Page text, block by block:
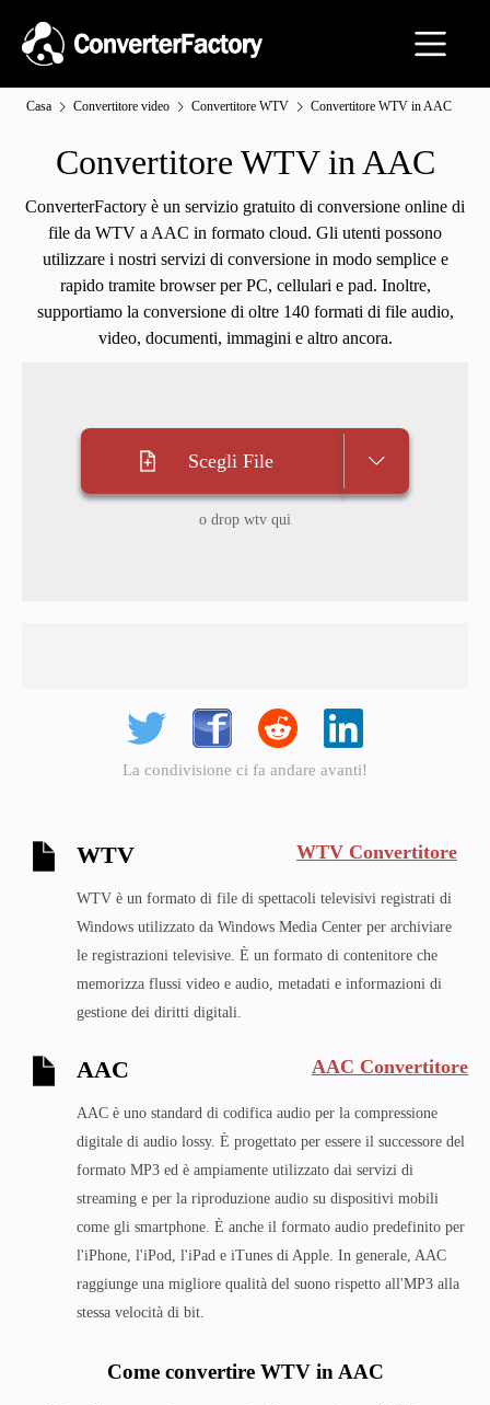
Casa Convertitore video Convertitore WTV Convertitore WTV in AAC
Convertitore WTV in AAC
ConverterFactory è un servizio gratuito di conversione online di
file da WTV a AAC in formato cloud. Gli utenti possono
utilizzare i nostri servizi di conversione in modo semplice e
rapido tramite browser per PC, cellulari e pad. Inoltre,
supportiamo la conversione di oltre 140 formati di file audio,
video, documenti, immagini e altro ancora.
Scegli File
o drop wtv qui
La condivisione ci fa andare avanti!
WTV WTV Convertitore
WTV è un formato di file di spettacoli televisivi registrati di
Windows utilizzato da Windows Media Center per archiviare
le registrazioni televisive. È un formato di contenitore che
memorizza flussi video e audio, metadati e informazioni di
gestione dei diritti digitali.
AAC AAC Convertitore
AAC è uno standard di codifica audio per la compressione
digitale di audio lossy. È progettato per essere il successore del
formato MP3 ed è ampiamente utilizzato dai servizi di
streaming e per la riproduzione audio su dispositivi mobili
come gli smartphone. È anche il formato audio predefinito per
l'iPhone, l'iPod, l'iPad e iTunes di Apple. In generale, AAC
raggiunge una migliore qualità del suono rispetto all'MP3 alla
stessa velocità di bit.
Come convertire WTV in AAC